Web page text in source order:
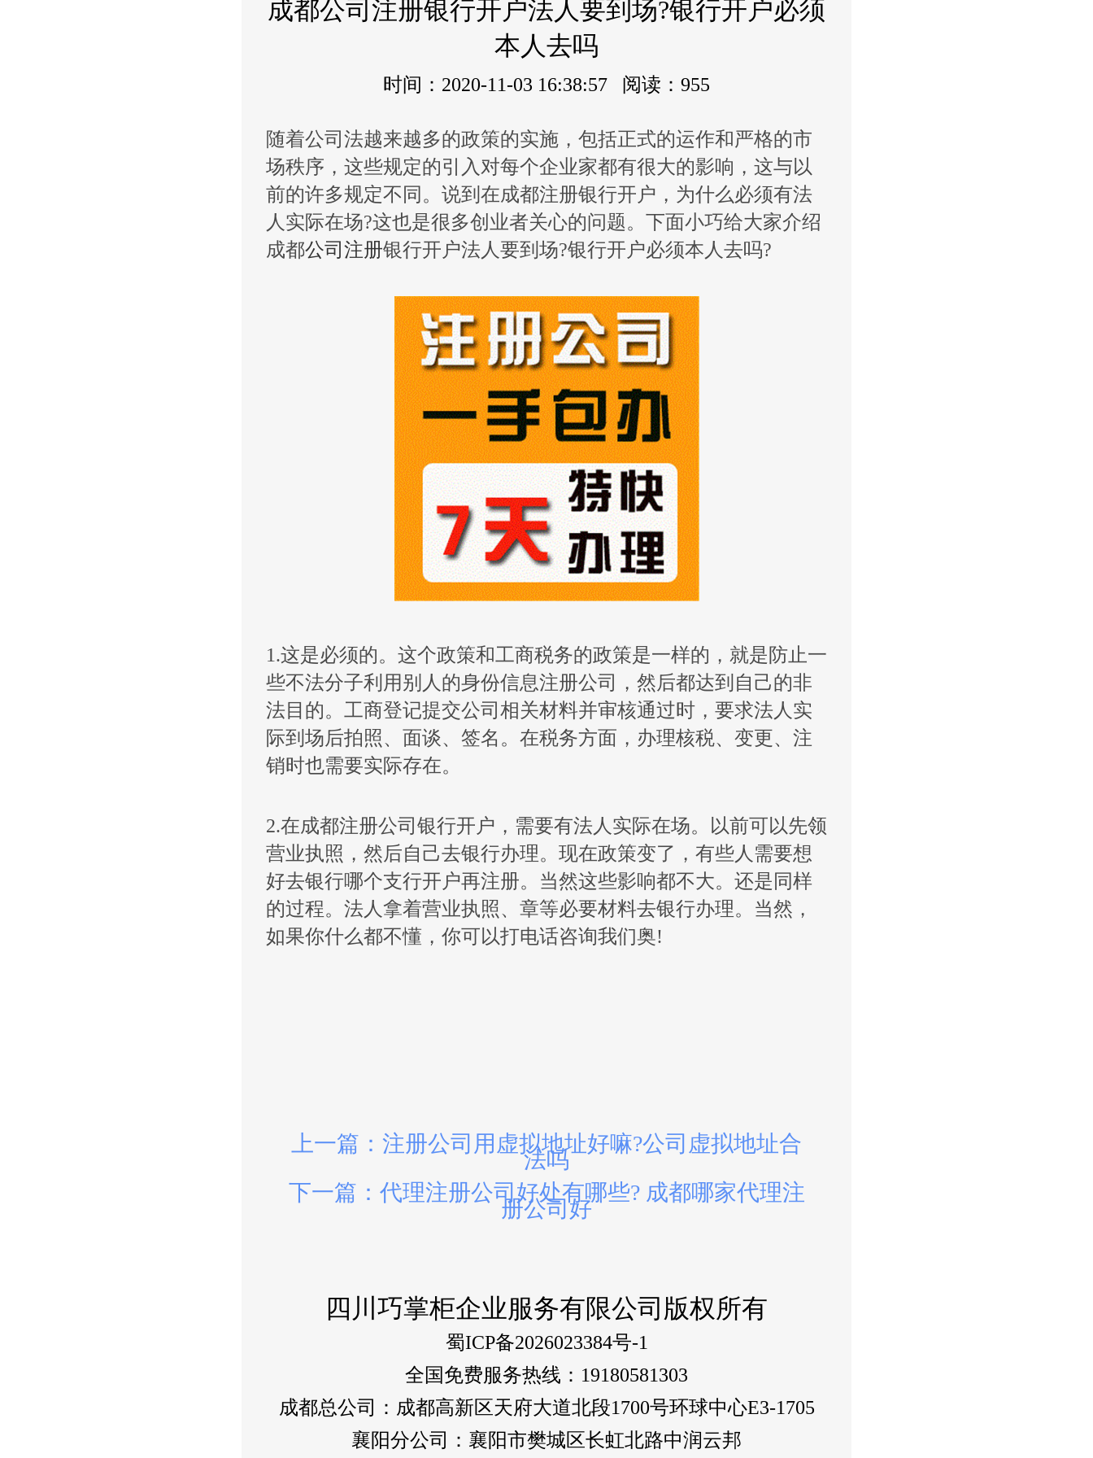
成都公司注册银行开户法人要到场?银行开户必须
本人去吗
时间：2020-11-03 16:38:57 阅读：955
随着公司法越来越多的政策的实施，包括正式的运作和严格的市
场秩序，这些规定的引入对每个企业家都有很大的影响，这与以
前的许多规定不同。说到在成都注册银行开户，为什么必须有法
人实际在场?这也是很多创业者关心的问题。下面小巧给大家介绍
成都公司注册银行开户法人要到场?银行开户必须本人去吗?
1.这是必须的。这个政策和工商税务的政策是一样的，就是防止一
些不法分子利用别人的身份信息注册公司，然后都达到自己的非
法目的。工商登记提交公司相关材料并审核通过时，要求法人实
际到场后拍照、面谈、签名。在税务方面，办理核税、变更、注
销时也需要实际存在。
2.在成都注册公司银行开户，需要有法人实际在场。以前可以先领
营业执照，然后自己去银行办理。现在政策变了，有些人需要想
好去银行哪个支行开户再注册。当然这些影响都不大。还是同样
的过程。法人拿着营业执照、章等必要材料去银行办理。当然，
如果你什么都不懂，你可以打电话咨询我们奥!
上一篇：注册公司用虚拟地址好嘛?公司虚拟地址合
法吗
下一篇：代理注册公司好处有哪些? 成都哪家代理注
册公司好
四川巧掌柜企业服务有限公司版权所有
蜀ICP备2026023384号-1
全国免费服务热线：19180581303
成都总公司：成都高新区天府大道北段1700号环球中心E3-1705
襄阳分公司：襄阳市樊城区长虹北路中润云邦